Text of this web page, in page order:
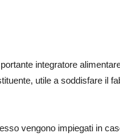
integratore
utile a soddisfare il
vengono impiegati in